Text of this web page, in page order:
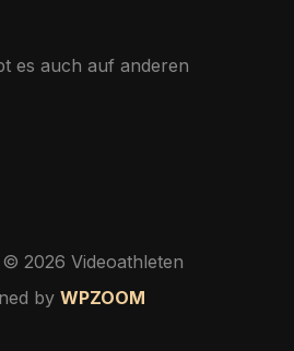
es auch auf anderen
2026 Videoathleten
by WPZOOM